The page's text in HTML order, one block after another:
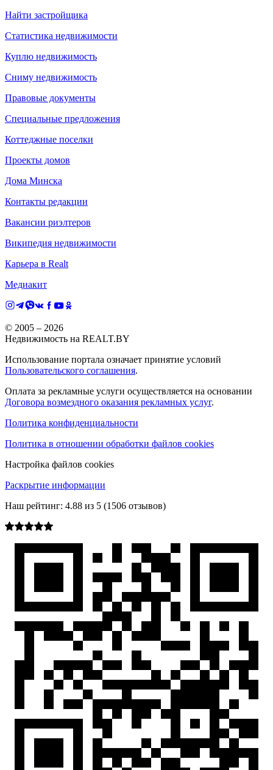
Найти застройщика
Статистика недвижимости
Куплю недвижимость
Сниму недвижимость
Правовые документы
Специальные предложения
Коттеджные поселки
Проекты домов
Дома Минска
Контакты редакции
Вакансии риэлтеров
Википедия недвижимости
Карьера в Realt
Медиакит
© 2005 – 2026
Недвижимость на REALT.BY
Использование портала означает принятие условий
Пользовательского соглашения.
Оплата за рекламные услуги осуществляется на основании
Договора возмездного оказания рекламных услуг.
Политика конфиденциальности
Политика в отношении обработки файлов cookies
Настройка файлов cookies
Раскрытие информации
Наш рейтинг: 4.88 из 5 (1506 отзывов)